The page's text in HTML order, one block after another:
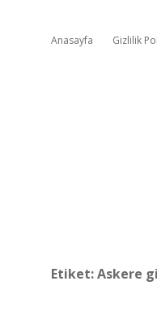
Anasayfa Gizlilik
Etiket:Askere